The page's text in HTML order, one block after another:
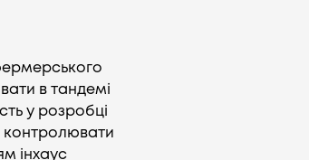
в тандемі
у розробці
контролювати
інхаус